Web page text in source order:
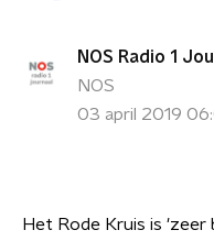
NOS Radio 1
NOS
03 april 2019
Het Rode Kruis is 'zeer